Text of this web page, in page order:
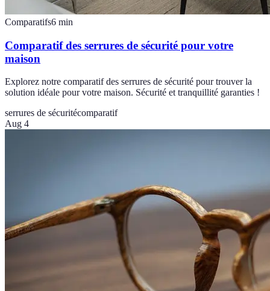
Comparatifs6 min
Comparatif des serrures de sécurité pour votre
maison
Explorez notre comparatif des serrures de sécurité pour trouver la
solution idéale pour votre maison. Sécurité et tranquillité garanties !
serrures de sécuritécomparatif
Aug 4